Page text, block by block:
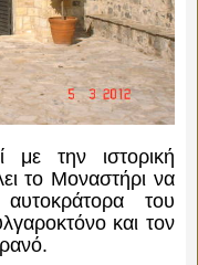
την ιστορική
το Μοναστήρι να
του
και τον